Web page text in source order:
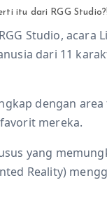
itu dari RGG Studio?!
Studio, acara
dari 11
dengan
mereka.
yang
Reality)